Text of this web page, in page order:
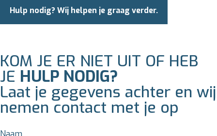
Hulp nodig? Wij helpen je graag verder.
KOM JE ER NIET UIT OF HEB
JE HULP NODIG?
Laat je gegevens achter en wij
nemen contact met je op